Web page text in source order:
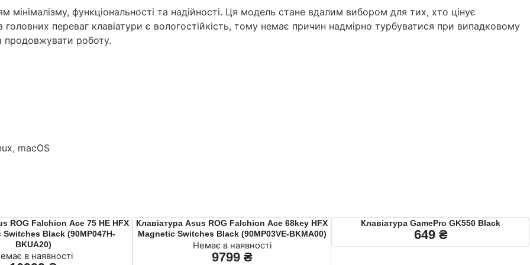
мінімалізму, функціональності та надійності. Ця модель стане вдалим вибором для тих, хто цінує
переваг клавіатури є вологостійкість, тому немає причин надмірно турбуватися при випадковому
продовжувати роботу.
macOS
ROG Falchion Ace 75 HE HFX
Switches Black (90MP047H-
BKUA20)
в наявності
Клавiатура Asus ROG Falchion Ace 68key HFX
Magnetic Switches Black (90MP03VE-BKMA00)
Немає в наявності
9799 ₴
Клавіатура GamePro GK550 Black
649 ₴